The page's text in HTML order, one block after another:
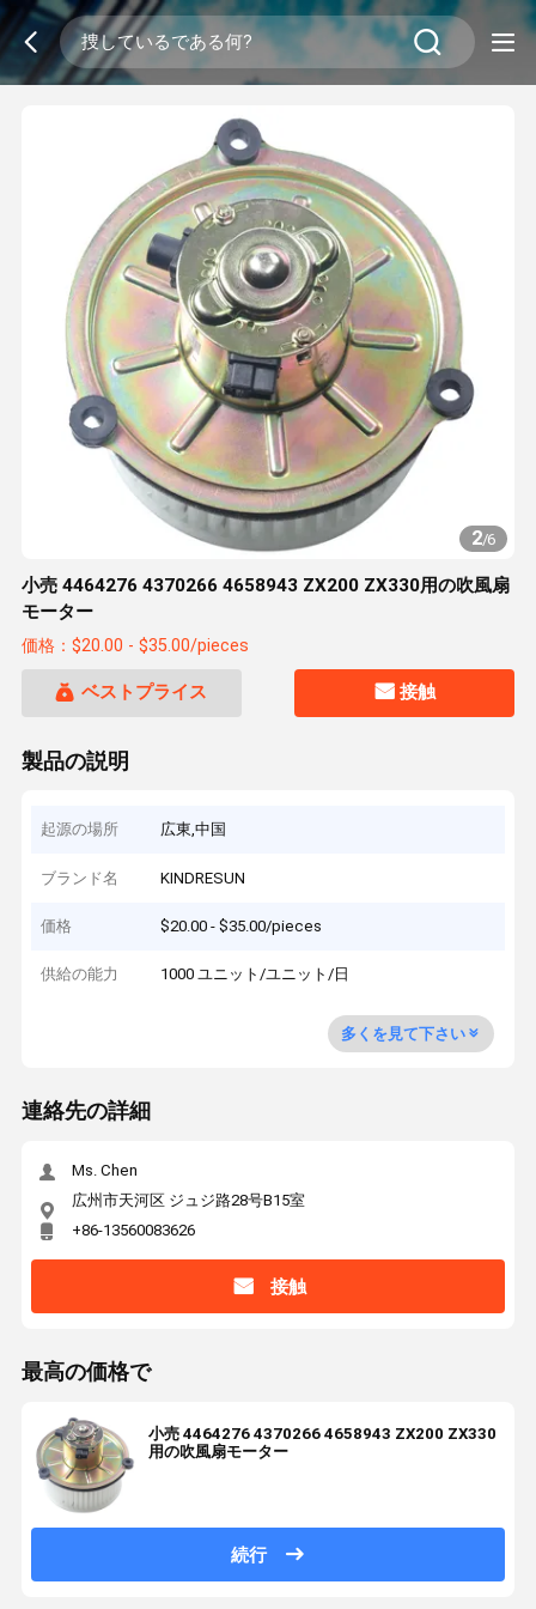
2/6
小売 4464276 4370266 4658943 ZX200 ZX330用の吹風扇
モーター
価格：$20.00 - $35.00/pieces
ベストプライス 接触
製品の説明
起源の場所 広東,中国
ブランド名 KINDRESUN
価格 $20.00 - $35.00/pieces
供給の能力 1000 ユニット/ユニット/日
多くを見て下さい
連絡先の詳細
Ms. Chen
広州市天河区 ジュジ路28号B15室
+86-13560083626
接触
最高の価格で
小売 4464276 4370266 4658943 ZX200 ZX330
用の吹風扇モーター
続行